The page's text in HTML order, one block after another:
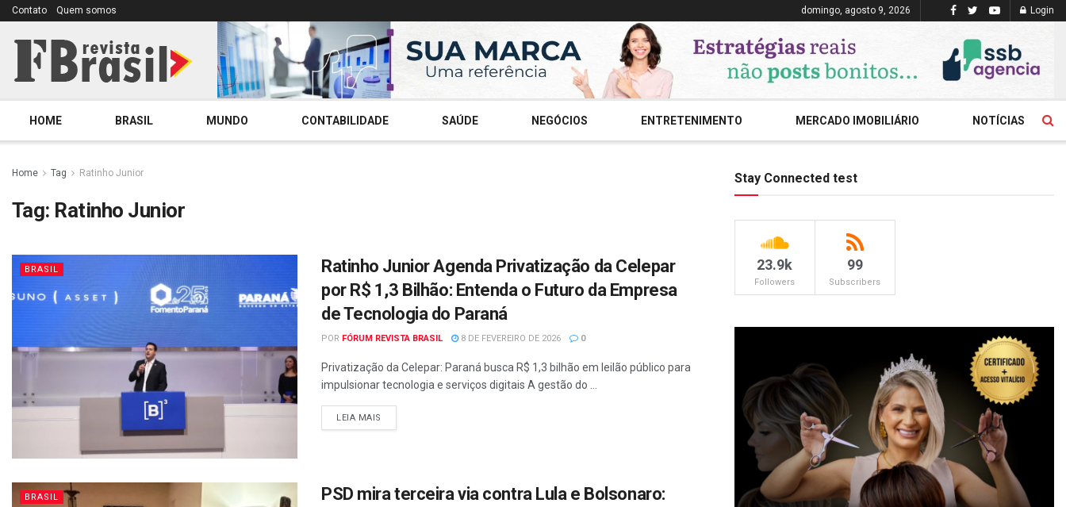
Contato Quem somos domingo, agosto 9, 2026 Login
HOME BRASIL MUNDO CONTABILIDADE SAÚDE NEGÓCIOS ENTRETENIMENTO MERCADO IMOBILIÁRIO NOTÍCIAS
Home Tag Ratinho Junior
Tag: Ratinho Junior
BRASIL
Ratinho Junior Agenda Privatização da Celepar
por R$ 1,3 Bilhão: Entenda o Futuro da Empresa
de Tecnologia do Paraná
POR FÓRUM REVISTA BRASIL 8 DE FEVEREIRO DE 2026 0
Privatização da Celepar: Paraná busca R$ 1,3 bilhão em leilão público para
impulsionar tecnologia e serviços digitais A gestão do ...
LEIA MAIS
BRASIL
PSD mira terceira via contra Lula e Bolsonaro:
Stay Connected test
23.9k
Followers
99
Subscribers